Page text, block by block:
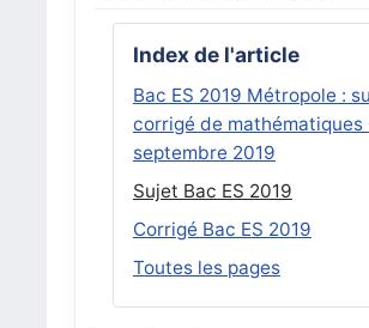
Index de l'article
Bac ES 2019 Métropole :
corrigé de mathématiques
septembre 2019
Sujet Bac ES 2019
Corrigé Bac ES 2019
Toutes les pages